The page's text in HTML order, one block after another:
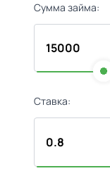
Сумма займа:
Ставка: